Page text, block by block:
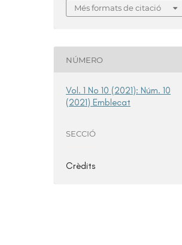
Més formats de citació
NÚMERO
Vol. 1 No 10 (2021): Núm. 10
(2021) Emblecat
SECCIÓ
Crèdits